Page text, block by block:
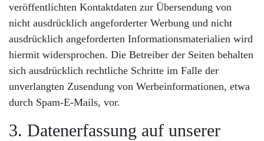
veröffentlichten Kontaktdaten zur Übersendung von
nicht ausdrücklich angeforderter Werbung und nicht
ausdrücklich angeforderten Informationsmaterialien wird
hiermit widersprochen. Die Betreiber der Seiten behalten
sich ausdrücklich rechtliche Schritte im Falle der
unverlangten Zusendung von Werbeinformationen, etwa
durch Spam-E-Mails, vor.
3. Datenerfassung auf unserer